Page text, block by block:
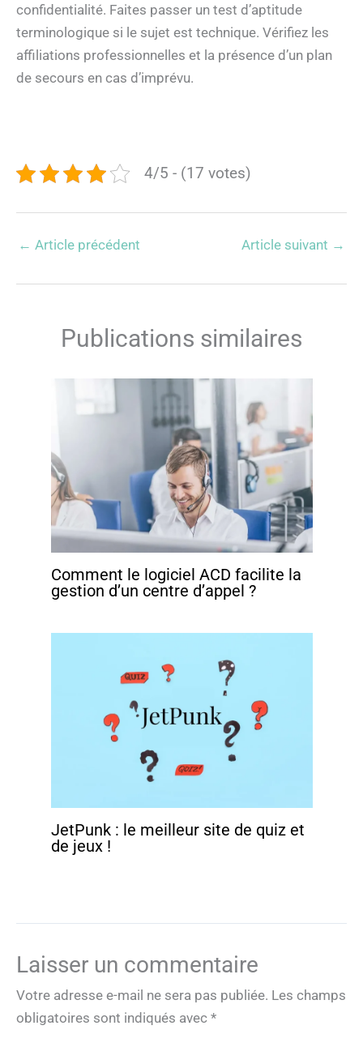
confidentialité. Faites passer un test d’aptitude
terminologique si le sujet est technique. Vérifiez les
affiliations professionnelles et la présence d’un plan
de secours en cas d’imprévu.
4/5 - (17 votes)
← Article précédent Article suivant →
Publications similaires
Comment le logiciel ACD facilite la
gestion d’un centre d’appel ?
JetPunk : le meilleur site de quiz et
de jeux !
Laisser un commentaire
Votre adresse e-mail ne sera pas publiée. Les champs
obligatoires sont indiqués avec *